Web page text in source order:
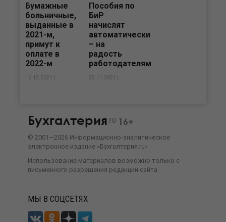
Бумажные
больничные,
выданные в
2021-м,
примут к
оплате в
2022-м
16.12.2021 |
Пособия по
БиР
начислят
автоматически
– на
радость
работодателям
29.11.2021 |
Бухгалтерия ru 16+
© 2001—2026 Информационно-аналитическое
электронное издание «Бухгалтерия.ru»
Использование материалов возможно только с
письменного разрешения редакции сайта
МЫ В СОЦСЕТЯХ